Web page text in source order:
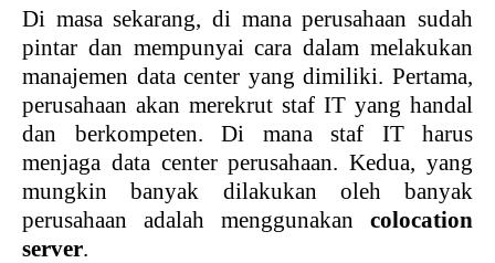
Di masa sekarang, di mana perusahaan sudah
pintar dan mempunyai cara dalam melakukan
manajemen data center yang dimiliki. Pertama,
perusahaan akan merekrut staf IT yang handal
dan berkompeten. Di mana staf IT harus
menjaga data center perusahaan. Kedua, yang
mungkin banyak dilakukan oleh banyak
perusahaan adalah menggunakan colocation
server.